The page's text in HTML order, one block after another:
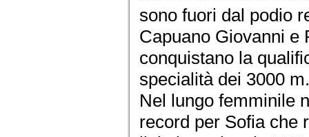
sono fuori dal podio
Capuano Giovanni e
conquistano la
specialità dei 3000 m.
Nel lungo femminile
record per Sofia che